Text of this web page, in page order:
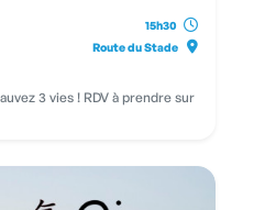
15h30
Route du Stade
3 vies ! RDV à prendre sur